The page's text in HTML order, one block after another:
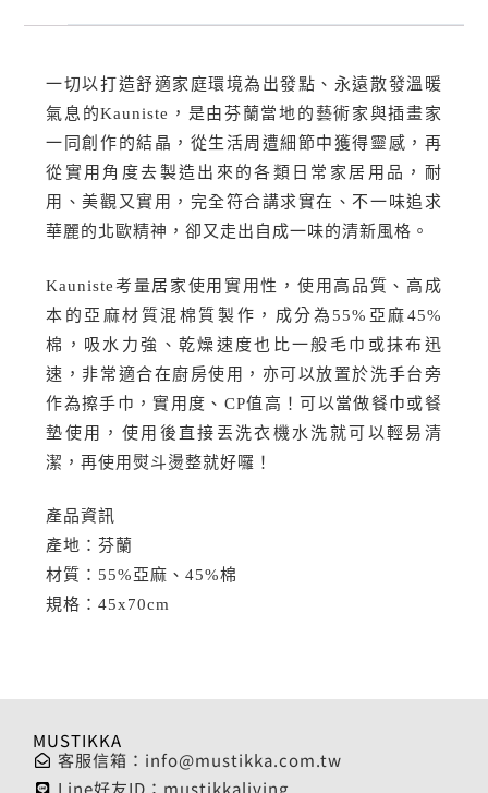
一切以打造舒適家庭環境為出發點、永遠散發溫暖
氣息的Kauniste，是由芬蘭當地的藝術家與插畫家
一同創作的結晶，從生活周遭細節中獲得靈感，再
從實用角度去製造出來的各類日常家居用品，耐
用、美觀又實用，完全符合講求實在、不一味追求
華麗的北歐精神，卻又走出自成一味的清新風格。
Kauniste考量居家使用實用性，使用高品質、高成
本的亞麻材質混棉質製作，成分為55%亞麻45%
棉，吸水力強、乾燥速度也比一般毛巾或抹布迅
速，非常適合在廚房使用，亦可以放置於洗手台旁
作為擦手巾，實用度、CP值高！可以當做餐巾或餐
墊使用，使用後直接丟洗衣機水洗就可以輕易清
潔，再使用熨斗燙整就好囉！
產品資訊
產地：芬蘭
材質：55%亞麻、45%棉
規格：45x70cm
MUSTIKKA
客服信箱： info@mustikka.com.tw
Line好友ID：mustikkaliving